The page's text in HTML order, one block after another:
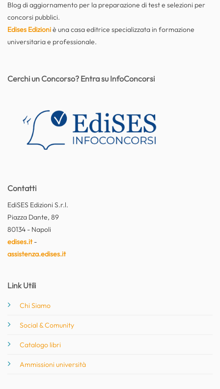
Blog di aggiornamento per la preparazione di test e selezioni per
concorsi pubblici.
Edises Edizioniè una casa editrice specializzata in formazione
universitaria e professionale.
Contatti
EdiSES Edizioni S.r.l.
Piazza Dante, 89
80134 - Napoli
edises.it-
assistenza.edises.it
Link Utili
Chi Siamo
Social & Comunity
Catalogo libri
Ammissioni università
Cerchi un Concorso? Entra su InfoConcorsi